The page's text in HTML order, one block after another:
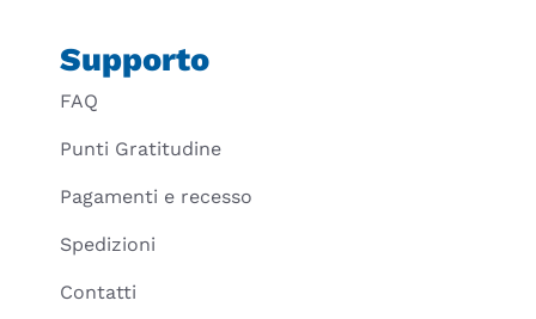
Supporto
FAQ
Punti Gratitudine
Pagamenti e recesso
Spedizioni
Contatti